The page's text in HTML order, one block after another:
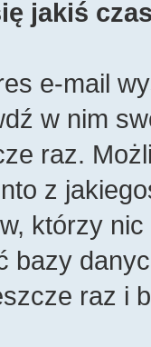
jakiś
e-mail
w nim
raz.
z
którzy
bazy
raz i